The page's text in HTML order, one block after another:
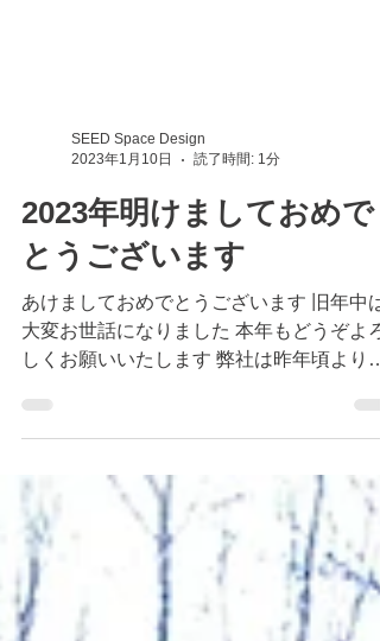
2023年1月10日
読了時間: 1分
2023年明けましておめで
とうございます
あけましておめでとうございます 旧年中は
大変お世話になりました 本年もどうぞよろ
しくお願いいたします 弊社は昨年頃より、
造理解もふまえたスケッチを描いてまいり
した 本年からは建築士はもとより...